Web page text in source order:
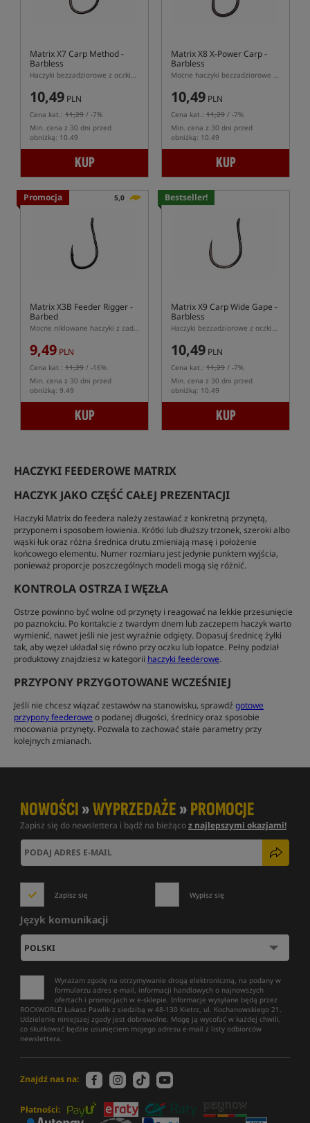
Matrix X7 Carp Method -
Barbless
Haczyki bezzadziorowe z oczkiem
10,49 PLN
Cena kat.: 11,29 / -7%
Min. cena z 30 dni przed
obniżką: 10.49
KUP
Matrix X8 X-Power Carp -
Barbless
Mocne haczyki bezzadziorowe z oczkiem
10,49 PLN
Cena kat.: 11,29 / -7%
Min. cena z 30 dni przed
obniżką: 10.49
KUP
Promocja 5,0
Matrix X3B Feeder Rigger -
Barbed
Mocne niklowane haczyki z zadziorem i oczkiem
9,49 PLN
Cena kat.: 11,29 / -16%
Min. cena z 30 dni przed
obniżką: 9.49
KUP
Bestseller!
Matrix X9 Carp Wide Gape -
Barbless
Haczyki bezzadziorowe z oczkiem
10,49 PLN
Cena kat.: 11,29 / -7%
Min. cena z 30 dni przed
obniżką: 10.49
KUP
HACZYKI FEEDEROWE MATRIX
HACZYK JAKO CZĘŚĆ CAŁEJ PREZENTACJI
Haczyki Matrix do feedera należy zestawiać z konkretną przynętą,
przyponem i sposobem łowienia. Krótki lub dłuższy trzonek, szeroki albo
wąski łuk oraz różna średnica drutu zmieniają masę i położenie
końcowego elementu. Numer rozmiaru jest jedynie punktem wyjścia,
ponieważ proporcje poszczególnych modeli mogą się różnić.
KONTROLA OSTRZA I WĘZŁA
Ostrze powinno być wolne od przynęty i reagować na lekkie przesunięcie
po paznokciu. Po kontakcie z twardym dnem lub zaczepem haczyk warto
wymienić, nawet jeśli nie jest wyraźnie odgięty. Dopasuj średnicę żyłki
tak, aby węzeł układał się równo przy oczku lub łopatce. Pełny podział
produktowy znajdziesz w kategorii haczyki feederowe.
PRZYPONY PRZYGOTOWANE WCZEŚNIEJ
Jeśli nie chcesz wiązać zestawów na stanowisku, sprawdź gotowe
przypony feederowe o podanej długości, średnicy oraz sposobie
mocowania przynęty. Pozwala to zachować stałe parametry przy
kolejnych zmianach.
NOWOŚCI»WYPRZEDAŻE»PROMOCJE
Zapisz się do newslettera i bądź na bieżącoz najlepszymi okazjami!
Zapisz się Wypisz się
Język komunikacji
Wyrażam zgodę na otrzymywanie drogą elektroniczną, na podany w
formularzu adres e-mail, informacji handlowych o najnowszych
ofertach i promocjach w e-sklepie. Informacje wysyłane będą przez
ROCKWORLD Łukasz Pawlik z siedzibą w 48-130 Kietrz, ul. Kochanowskiego 21.
Udzielenie niniejszej zgody jest dobrowolne. Mogę ją wycofać w każdej chwili,
co skutkować będzie usunięciem mojego adresu e-mail z listy odbiorców
newslettera.
Znajdź nas na:
Płatności: